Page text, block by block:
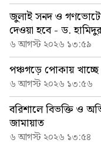
জুলাই সনদ ও
দেওয়া হবে - ড.
৬ আগস্ট ২০২৬ ১৩:৫৯
পঞ্চগড়ে পোকায়
৬ আগস্ট ২০২৬ ১৩:৫৬
বরিশালে বিভক্তি ও
জামায়াত
৬ আগস্ট ২০২৬ ১৩:৫৪